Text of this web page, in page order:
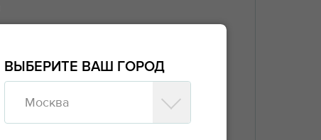
ВЫБЕРИТЕ ВАШ ГОРОД
Москва